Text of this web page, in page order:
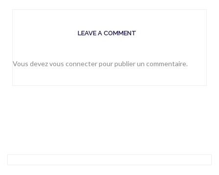
LEAVE A COMMENT
Vous devezvous connecterpour publier un commentaire.